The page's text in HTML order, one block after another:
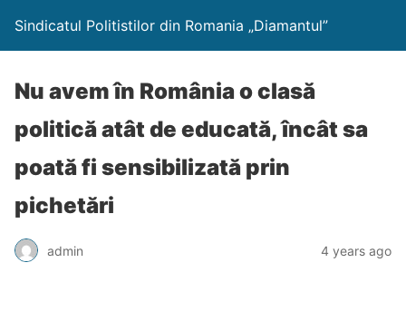
Sindicatul Politistilor din Romania „Diamantul”
Nu avem în România o clasă
politică atât de educată, încât sa
poată fi sensibilizată prin
pichetări
admin 4 years ago